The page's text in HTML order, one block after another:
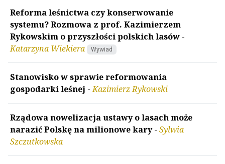
Reforma leśnictwa czy konserwowanie
systemu? Rozmowa z prof. Kazimierzem
Rykowskim o przyszłości polskich lasów -
Katarzyna Wiekiera
Wywiad
Stanowisko w sprawie reformowania
gospodarki leśnej -Kazimierz Rykowski
Rządowa nowelizacja ustawy o lasach może
narazić Polskę na milionowe kary- Sylwia
Szczutkowska